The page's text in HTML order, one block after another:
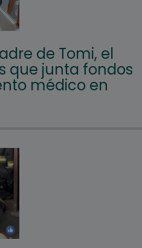
de Tomi, el
que junta fondos
médico en